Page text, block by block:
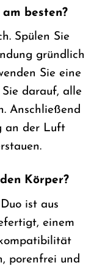
besten?
Spülen Sie
gründlich
Sie eine
darauf, alle
Anschließend
an der Luft
Körper?
ist aus
einem
porenfrei und